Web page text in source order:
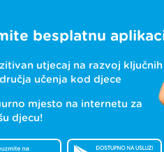
besplatnu
utjecaj na razvoj ključnih
učenja kod djece
mjesto na internetu za
djecu!